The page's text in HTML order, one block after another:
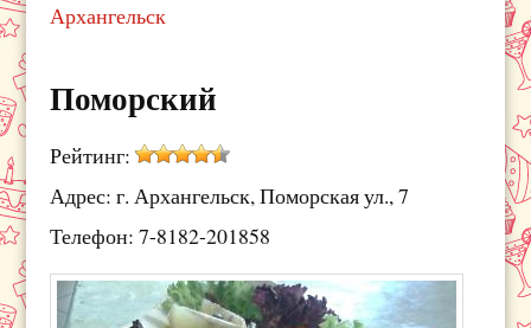
Архангельск
Поморский
Рейтинг:
Адрес: г. Архангельск, Поморская ул., 7
Телефон: 7-8182-201858